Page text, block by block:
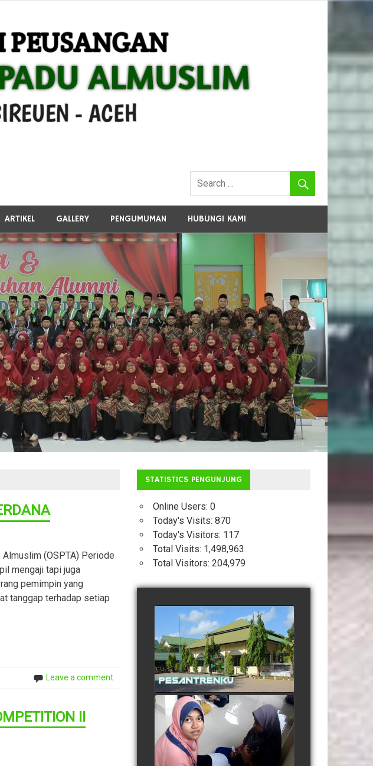
ARTIKEL GALLERY PENGUMUMAN HUBUNGI KAMI
(OSPTA) Periode
mengaji tapi juga
pemimpin yang
tanggap terhadap setiap
Leave a comment
II
STATISTICS PENGUNJUNG
Online Users: 0
Today's Visits: 870
Today's Visitors: 117
Total Visits: 1,498,963
Total Visitors: 204,979
Profil Pesantren Terpadu
Almuslim Peusangan
watch video
Suasana Belajar Mandiri
Menjelang Ujian Semester
watch video